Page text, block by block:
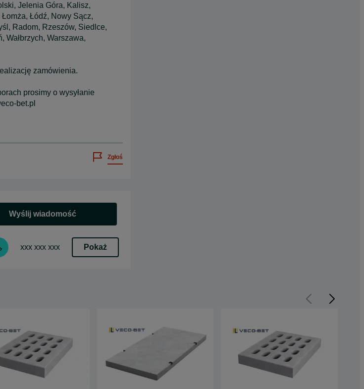
Jelenia Góra, Kalisz,
Łódź, Nowy Sącz,
Radom, Rzeszów, Siedlce,
Wałbrzych, Warszawa,
zamówienia.
prosimy o wysyłanie
bet.pl
Zgłoś
Wyślij wiadomość
xxx xxx xxx Pokaż